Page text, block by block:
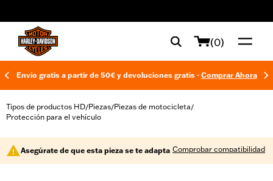
(0)
Envío gratis a partir de 50€ y devoluciones gratis - Comprar Ahora
Tipos de productos HD/Piezas/Piezas de motocicleta/
Protección para el vehículo
Asegúrate de que esta pieza se te adapta Comprobar compatibilidad